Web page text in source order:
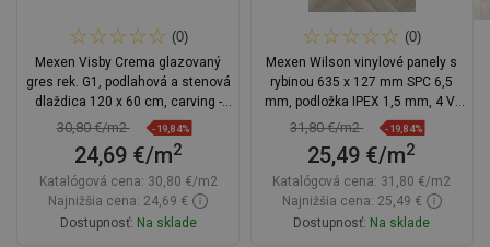
(0)
Mexen Visby Crema glazovaný
gres rek. G1, podlahová a stenová
dlaždica 120 x 60 cm, carving -
TL428-120-060-04
30,80 €/m2 -19,84%
24,69 €/m2
Katalógová cena: 30,80 €/m2
Najnižšia cena: 24,69 €
Dostupnosť: Na sklade
(0)
Mexen Wilson vinylové panely s
rybinou 635 x 127 mm SPC 6,5
mm, podložka IPEX 1,5 mm, 4 V-
Fuga, Dub
31,80 €/m2 -19,84%
25,49 €/m2
Katalógová cena: 31,80 €/m2
Najnižšia cena: 25,49 €
Dostupnosť: Na sklade